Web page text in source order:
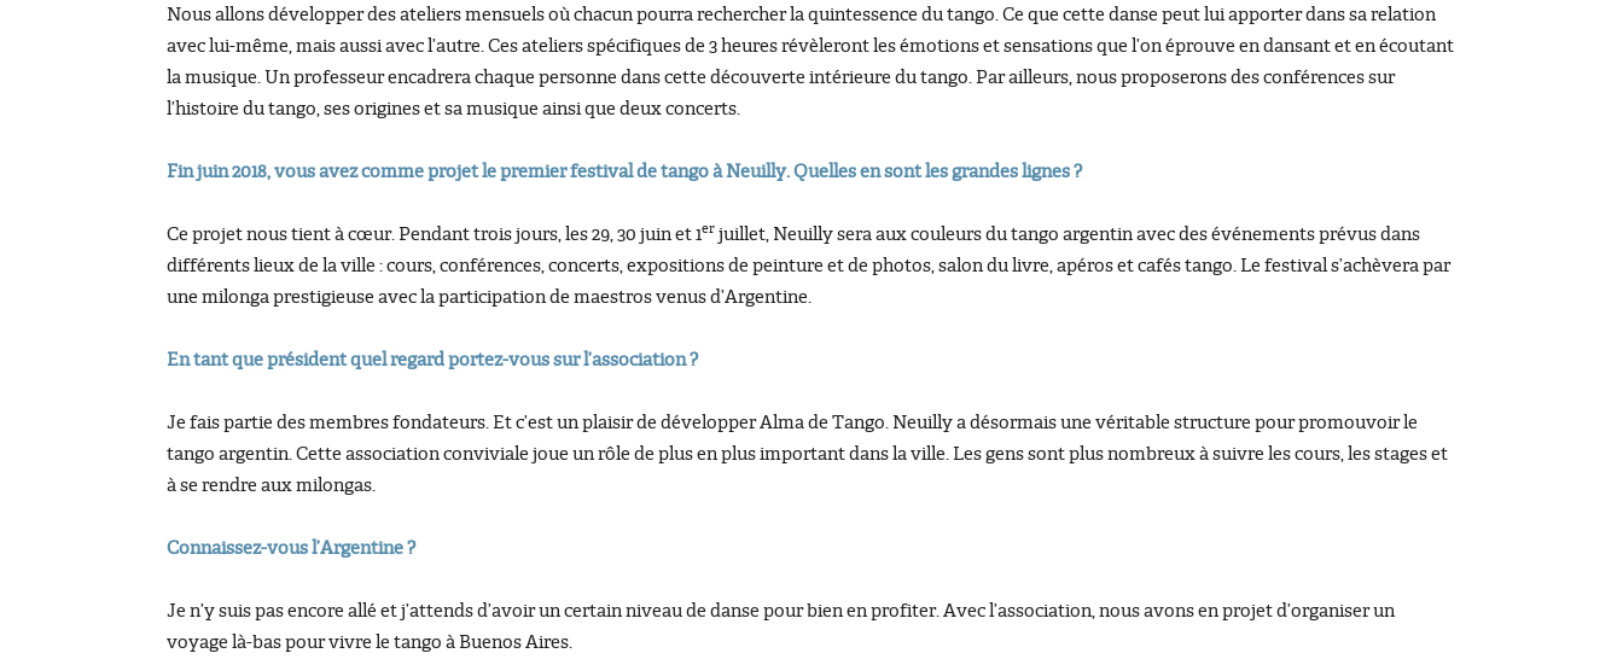
Nous allons développer des ateliers mensuels où chacun pourra rechercher la quintessence du tango. Ce que cette danse peut lui apporter dans sa relation
avec lui-même, mais aussi avec l’autre. Ces ateliers spécifiques de 3 heures révèleront les émotions et sensations que l’on éprouve en dansant et en écoutant
la musique. Un professeur encadrera chaque personne dans cette découverte intérieure du tango. Par ailleurs, nous proposerons des conférences sur
l’histoire du tango, ses origines et sa musique ainsi que deux concerts.
Fin juin 2018, vous avez comme projet le premier festival de tango à Neuilly. Quelles en sont les grandes lignes ?
Ce projet nous tient à cœur. Pendant trois jours, les 29, 30 juin et 1er juillet, Neuilly sera aux couleurs du tango argentin avec des événements prévus dans
différents lieux de la ville : cours, conférences, concerts, expositions de peinture et de photos, salon du livre, apéros et cafés tango. Le festival s’achèvera par
une milonga prestigieuse avec la participation de maestros venus d’Argentine.
En tant que président quel regard portez-vous sur l’association ?
Je fais partie des membres fondateurs. Et c’est un plaisir de développer Alma de Tango. Neuilly a désormais une véritable structure pour promouvoir le
tango argentin. Cette association conviviale joue un rôle de plus en plus important dans la ville. Les gens sont plus nombreux à suivre les cours, les stages et
à se rendre aux milongas.
Connaissez-vous l’Argentine ?
Je n’y suis pas encore allé et j’attends d’avoir un certain niveau de danse pour bien en profiter. Avec l’association, nous avons en projet d’organiser un
voyage là-bas pour vivre le tango à Buenos Aires.